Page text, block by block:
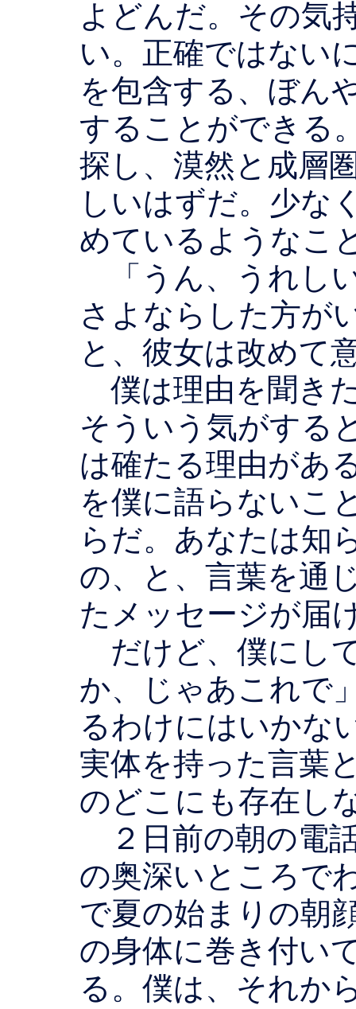
よどんだ。その気
い。正確ではない
を包含する、ぼん
することができる
探し、漠然と成層
しいはずだ。少な
めているようなこ
「うん、うれし
さよならした方が
と、彼女は改めて
僕は理由を聞き
そういう気がする
は確たる理由があ
を僕に語らないこ
らだ。あなたは知
の、と、言葉を通
たメッセージが届
だけど、僕にし
か、じゃあこれで
るわけにはいかな
実体を持った言葉
のどこにも存在し
２日前の朝の電
の奥深いところで
で夏の始まりの朝
の身体に巻き付い
る。僕は、それか